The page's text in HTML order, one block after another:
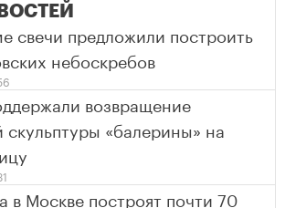
свечи предложили построить
небоскребов
возвращение
скульптуры «балерины» на
в Москве построят почти 70